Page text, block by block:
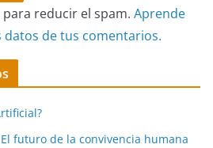
reducir el spam. Aprende
datos de tus comentarios.
futuro de la convivencia humana